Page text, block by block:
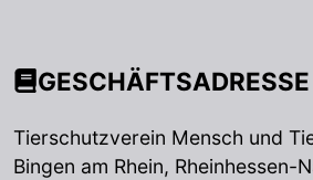
GESCHÄFTSADRESSE
Tierschutzverein Mensch und
Bingen am Rhein, Rheinhessen-